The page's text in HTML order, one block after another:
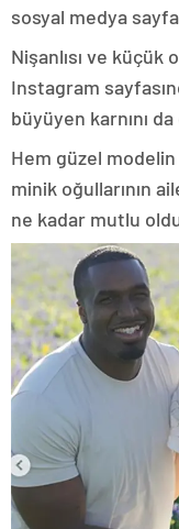
sosyal medya
Nişanlısı ve küçük
Instagram
büyüyen karnını
Hem güzel modelin
minik oğullarının
ne kadar mutlu